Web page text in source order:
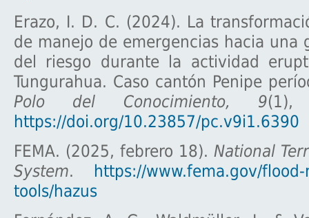
Erazo, I. D. C. (2024). La
de manejo de emergencias hacia una
del riesgo durante la actividad
Tungurahua. Caso cantón Penipe
Polo del Conocimiento, 9
https://doi.org/10.23857/pc.v9i1.6390
FEMA. (2025, febrero 18). National
System. https://www.fema.gov/
tools/hazus